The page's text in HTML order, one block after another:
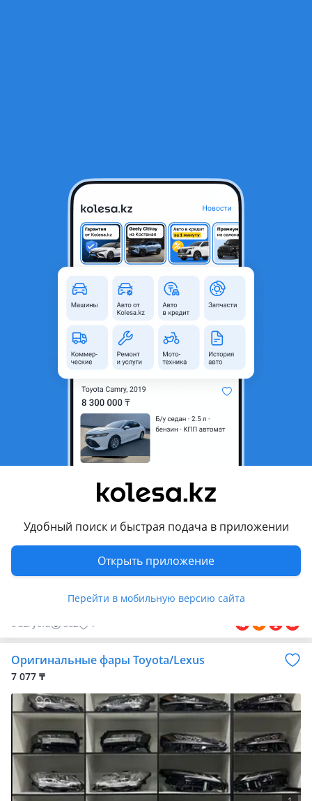
Удобный поиск и быстрая подача в приложении
Открыть приложение
Перейти в мобильную версию сайта
Тормозные колодки
Toyota Land Cruiser
Тормозные колодки на всю линейку Toyota. Производство — Япония, Ю. Корея. Имеется установка. Очень большой выбор. Цену и наличие уточняйте о телефону.
4036 45
Тоета двигателя коробки
Б/y Toyota Land Cruiser оригинал 2az Тоета двигателя коробки.2.4 и Двигателя коробки Тундра Секвойя Крузак 200 LS460 Lexus араб GX460 Lexus GS460 Lexus араб 1UR 1GR и другие. Двигателя коробки новые и бу оригинал. Привозные контрактные с гарантией. Работаем с физическими и юридическими лицами. Гарантия есть. Сапасы жақсы! Двигателя новые Жаңа хорошего качества. Установка автосервис. И бу оригинал. Наличие. Оптовикам скидки! Все основные запчасти на моторе установлены оригинальные корейских производителей. Двигатель запускался на стенде и прошел все необходимые проверки и готов к эксплуатации. Гарантия на проверку есть. + в подарок прокладки фильтр датчик G4FC G4FG G4NA G4KE G4KD G4FJ G4KJ G4KG G4FG G4FA Доставка по РК Есть! Гарантия на проверку Есть! Можно в Кредит рассрочка или рэд. Счёт на оплату Счёт фактура договор эсф оформление фирмы. Работаем на прямую с заводом изготовителя. Бензиновые двигатели Toyota: Классические рядные 4-цилиндровые (старое поколение): 4A-FE/4A-GE — 1.6 л (Corolla, Sprinter) 5A-FE — 1.5 л 7A-FE — 1.8 л (Corolla, Carina) 3S-FE/3S-GE/3S-GTE — 2.0 л (Camry, Celica) 5S-FE — 2.2 л (Camry, RAV4) Современные VVT-i и Dual VVT-i: 1NZ-FE/1NZ-FXE — 1.5 л (Yaris, Prius) 2NZ-FE — 1.3 л 1ZZ-FE/2ZZ-GE — 1.8 л (Corolla, Celica) 2ZR-FE/2ZR-FAE — 1.8 л (Corolla, Auris, Prius +) 1AR-FE — 2.7 л (Highlander) 2AR-FE/2AR-FXE — 2.5 л (Camry, RAV4, Hybrid) GR-серия (V6): 1GR-FE — 4.0 л (Land Cruiser Prado) 2GR-FE/2GR-FKS/2GR-FXE — 3.5 л (Camry V6, Highlander, Lexus) V8 бензиновые (U-серия): 1UZ-FE — 4.0 л (Crown Majesta, Lexus LS400) 3UZ-FE — 4.3 л (Lexus GS430) 1UR-FE/3UR-FE — 4.6 5.7 л (Land Cruiser 200, Tundra) - Дизельные двигатели Toyota: Популярные дизели: 1C/2C/3C — 1.8 2.2 л (старые Corolla, Carina, TownAce) 2L/3L/5L — 2.4 3.0 л атмосферные (HiAce, Hilux) 1KZ-TE — 3.0 л турбо (Land Cruiser Prado 90, Hilux Surf) 1KD-FTV/2KD-FTV — 2.5 3.0 л D-4D (Hilux, Prado 120, HiAce) 1GD-FTV/2GD-FTV — новые 2.4 2.8 л (Hilux, Fortuner, Prado 150) V8 дизель: 1VD-FTV — 4.5 л V8 (Land Cruiser 200, 70 Series)
6 августа 362 7
Оригинальные фары Toyota/Lexus
7 077 ₸